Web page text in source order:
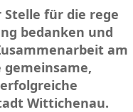
für die rege
bedanken und
am
Wittichenau.